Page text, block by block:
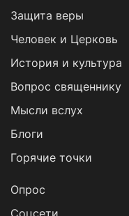
Защита веры
Человек и Церковь
История и культура
Вопрос священнику
Мысли вслух
Блоги
Горячие точки
Опрос